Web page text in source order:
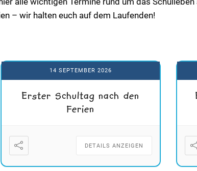
– wir halten euch auf dem Laufenden!
14 SEPTEMBER 2026
Erster Schultag nach den
Ferien
DETAILS ANZEIGEN